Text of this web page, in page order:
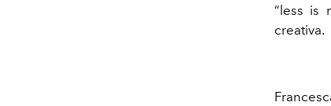
“less is
creativa.